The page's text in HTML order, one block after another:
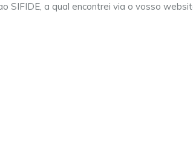
SIFIDE, a qual encontrei via o vosso